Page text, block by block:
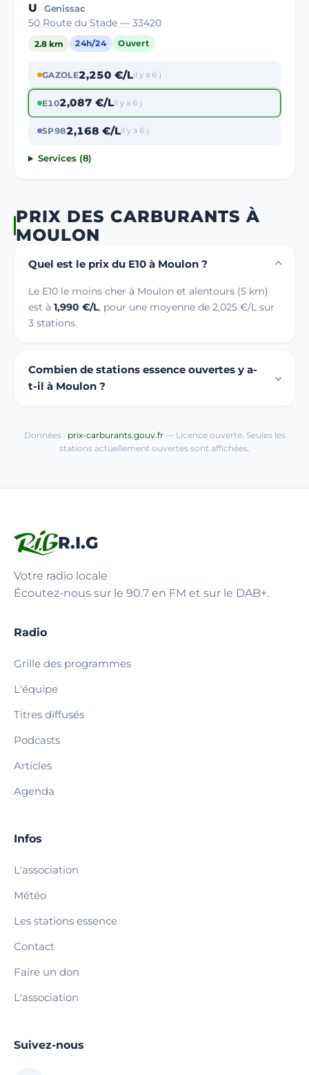
U Genissac
50 Route du Stade — 33420
2.8 km 24h/24 Ouvert
GAZOLE2,250 €/Lil y a 6 j
E102,087 €/Lil y a 6 j
SP982,168 €/Lil y a 6 j
Services (8)
PRIX DES CARBURANTS À
MOULON
Quel est le prix du E10 à Moulon ?
Le E10 le moins cher à Moulon et alentours (5 km)
est à 1,990 €/L, pour une moyenne de 2,025 €/L sur
3 stations.
Combien de stations essence ouvertes y a-
t-il à Moulon ?
Données : prix-carburants.gouv.fr— Licence ouverte. Seules les
stations actuellement ouvertes sont affichées.
R.I.G
Votre radio locale
Écoutez-nous sur le 90.7 en FM et sur le DAB+.
Radio
Grille des programmes
L'équipe
Titres diffusés
Podcasts
Articles
Agenda
Infos
L'association
Météo
Les stations essence
Contact
Faire un don
L'association
Suivez-nous